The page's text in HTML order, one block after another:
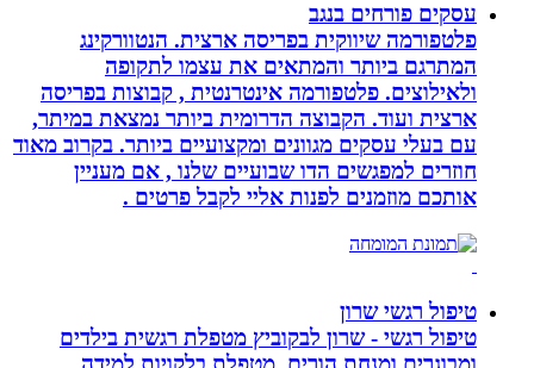
עסקים פורחים בנגב
פלטפורמה שיווקית בפריסה ארצית. הנטוורקינג
המתרגם ביותר והמתאים את עצמו לתקופה
ולאילוצים. פלטפורמה אינטרנטית , קבוצות בפריסה
ארצית ועוד. הקבוצה הדרומית ביותר נמצאת במיתר,
עם בעלי עסקים מגוונים ומקצועיים ביותר. בקרוב מאוד
חוזרים למפגשים הדו שבועיים שלנו , אם מעניין
אותכם מוזמנים לפנות אליי לקבל פרטים .
טיפול רגשי שרון
טיפול רגשי - שרון לבקוביץ מטפלת רגשית בילדים